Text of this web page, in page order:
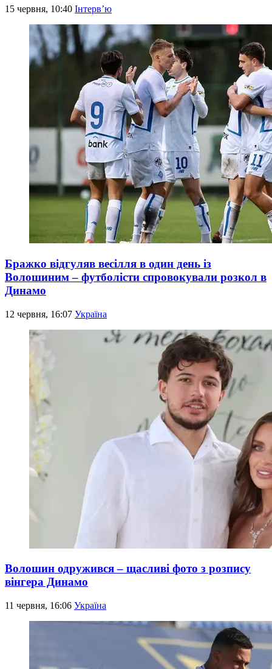
15 червня, 10:40 Інтерв’ю
Бражко відгуляв весілля в один день із
Волошиним – футболісти спровокували розкол в
Динамо
12 червня, 16:07 Україна
Волошин одружився – щасливі фото з розпису
вінгера Динамо
11 червня, 16:06 Україна